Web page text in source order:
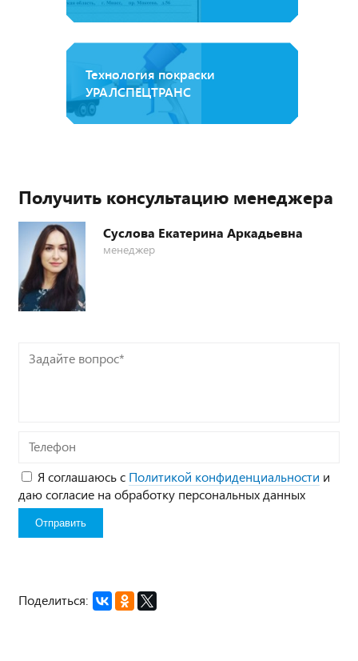
Технология покраски
УРАЛСПЕЦТРАНС
Получить консультацию менеджера
Суслова Екатерина Аркадьевна
менеджер
Задайте
Телефон
Я соглашаюсь с Политикой конфиденциальности и
даю согласие на обработку персональных данных
Поделиться: